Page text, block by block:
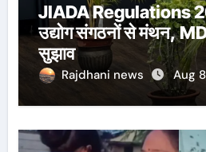
JIADA Regulations
उद्योग संगठनों से मंथन,
सुझाव
Rajdhani news Aug